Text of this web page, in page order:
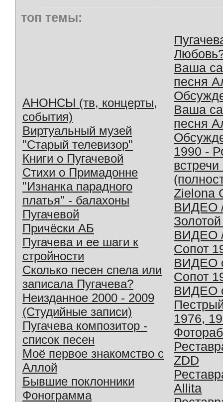
топ темы:
АНОНСЫ (тв, концерты,
события)
Виртуальный музей
"Старый телевизор"
Книги о Пугачевой
Стихи о Примадонне
"Изнанка парадного
платья" - балахоны
Пугачевой
Причёски АБ
Пугачева и ее шаги к
стройности
Сколько песен спела или
записала Пугачева?
Неизданное 2000 - 2009
(Студийные записи)
Пугачева композитор -
список песен
Моё первое знакомство с
Аллой
Бывшие поклонники
Фонограмма
Ваша
песня
Ваша
песня
1990 -
Zielona
ВИДЕО
ВИДЕО
Сопот
ВИДЕО
Сопот
ВИДЕО
1976,
ZDD
Allita